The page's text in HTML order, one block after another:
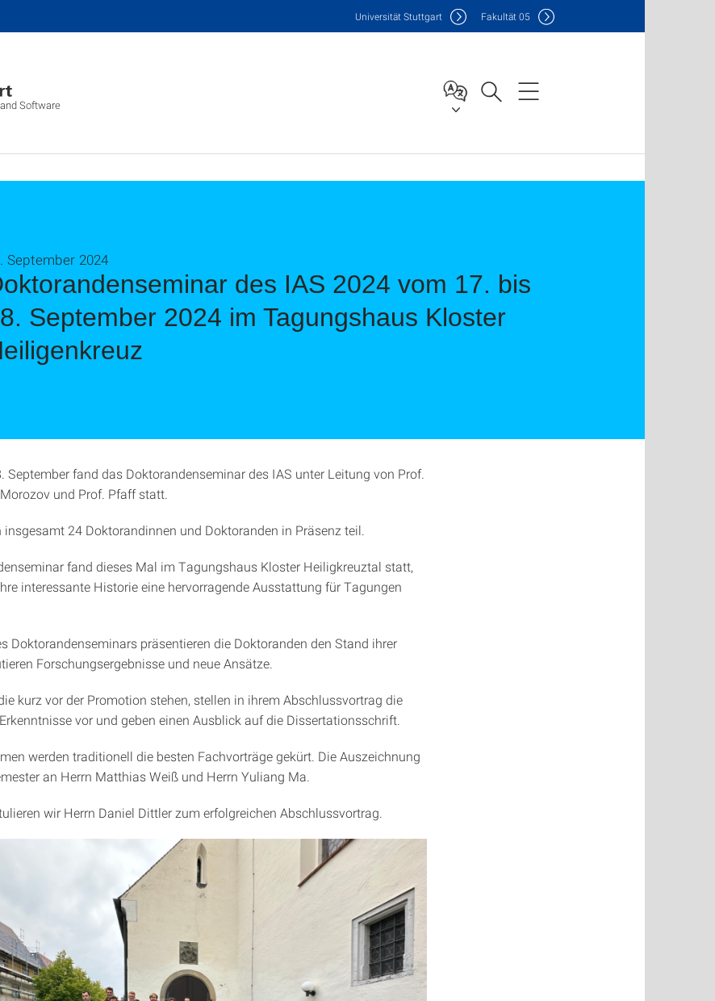
Software
Universität Stuttgart Fakultät05
des IAS 2024 vom 17. bis
September 2024 im Tagungshaus Kloster
September 2024
September fand das Doktorandenseminar des IAS unter Leitung von Prof.
und Prof. Pfaff statt.
insgesamt 24 Doktorandinnen und Doktoranden in Präsenz teil.
fand dieses Mal im Tagungshaus Kloster Heiligkreuztal statt,
interessante Historie eine hervorragende Ausstattung für Tagungen
Doktorandenseminars präsentieren die Doktoranden den Stand ihrer
Forschungsergebnisse und neue Ansätze.
kurz vor der Promotion stehen, stellen in ihrem Abschlussvortrag die
vor und geben einen Ausblick auf die Dissertationsschrift.
werden traditionell die besten Fachvorträge gekürt. Die Auszeichnung
an Herrn Matthias Weiß und Herrn Yuliang Ma.
wir Herrn Daniel Dittler zum erfolgreichen Abschlussvortrag.